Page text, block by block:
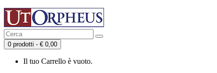
0 prodotti - € 0,00
Il tuo Carrello è vuoto.